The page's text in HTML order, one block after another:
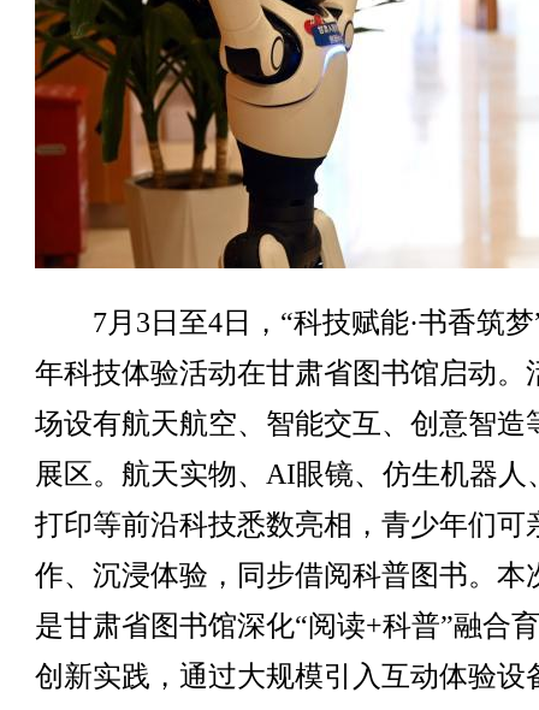
7月3日至4日，“科技赋能·书香筑梦
年科技体验活动在甘肃省图书馆启动。
场设有航天航空、智能交互、创意智造
展区。航天实物、AI眼镜、仿生机器人
打印等前沿科技悉数亮相，青少年们可
作、沉浸体验，同步借阅科普图书。本
是甘肃省图书馆深化“阅读+科普”融合
创新实践，通过大规模引入互动体验设